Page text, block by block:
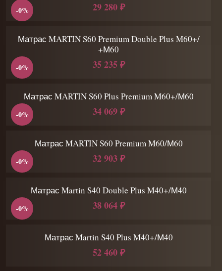
29 280 ₽
-0%
Матрас MARTIN S60 Premium Double Plus M60+/
+М60
35 235 ₽
-0%
Матрас MARTIN S60 Plus Premium M60+/М60
34 069 ₽
-0%
Матрас MARTIN S60 Premium M60/М60
32 903 ₽
-0%
Матрас Martin S40 Double Plus M40+/М40
38 064 ₽
-0%
Матрас Martin S40 Plus M40+/М40
52 460 ₽